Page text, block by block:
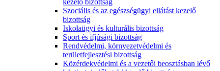
kezelő bizottság
Szociális és az egészségügyi ellátást kezelő
bizottság
Iskolaügyi és kulturális bizottság
Sport és ifjúsági bizottság
Rendvédelmi, környezetvédelmi és
területfejlesztési bizottság
Közérdekvédelmi és a vezetői beosztásban lévő